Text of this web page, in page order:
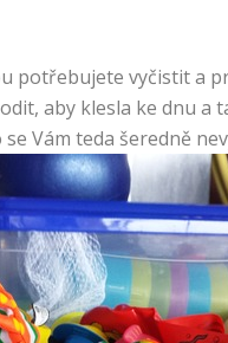
potřebujete vyčistit a
aby klesla ke dnu a
Vám teda šeredně